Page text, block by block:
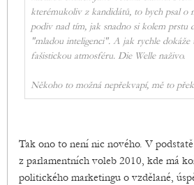
kterémukoliv z kandidátů, to bych psal o
podiv nad tím, jak snadno si kolem prstu
"mladou inteligenci". A jak rychle
fašistickou atmosféru. Die Welle naživo.
Někoho to možná nepřekvapí, mě to
Tak ono to není nic nového. V
z parlamentních voleb 2010, kde má
politického marketingu o vzdělané,